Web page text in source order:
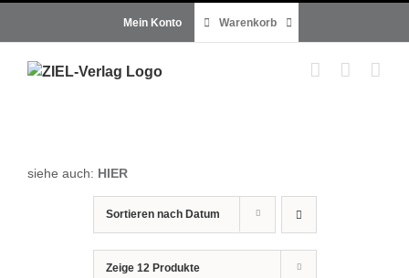
Mein Konto Warenkorb
siehe auch: HIER
Sortieren nach Datum
Zeige 12 Produkte